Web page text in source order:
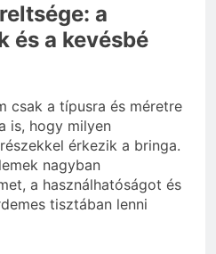
a
és a kevésbé
csak a típusra és méretre
is, hogy milyen
érkezik a bringa.
nagyban
a használhatóságot és
tisztában lenni